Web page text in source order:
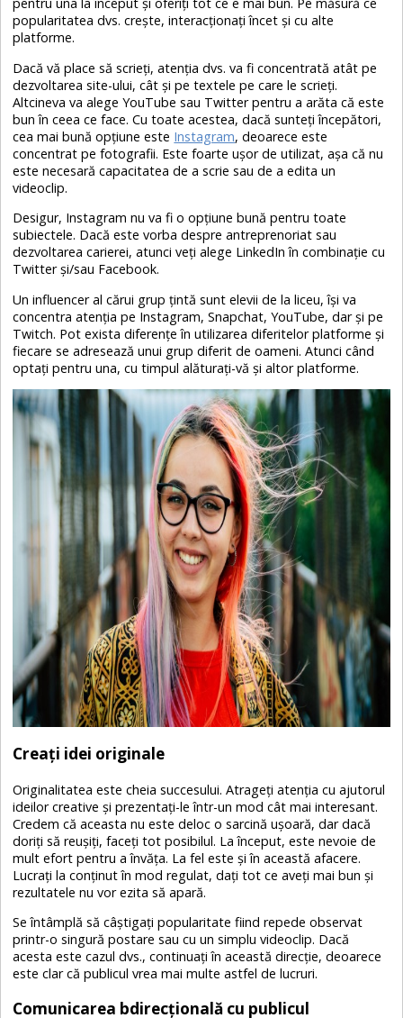
pentru una la început și oferiți tot ce e mai bun. Pe măsură ce
popularitatea dvs. crește, interacționați încet și cu alte
platforme.
Dacă vă place să scrieți, atenția dvs. va fi concentrată atât pe
dezvoltarea site-ului, cât și pe textele pe care le scrieți.
Altcineva va alege YouTube sau Twitter pentru a arăta că este
bun în ceea ce face. Cu toate acestea, dacă sunteți începători,
cea mai bună opțiune este Instagram, deoarece este
concentrat pe fotografii. Este foarte ușor de utilizat, așa că nu
este necesară capacitatea de a scrie sau de a edita un
videoclip.
Desigur, Instagram nu va fi o opțiune bună pentru toate
subiectele. Dacă este vorba despre antreprenoriat sau
dezvoltarea carierei, atunci veți alege LinkedIn în combinație cu
Twitter și/sau Facebook.
Un influencer al cărui grup țintă sunt elevii de la liceu, își va
concentra atenția pe Instagram, Snapchat, YouTube, dar și pe
Twitch. Pot exista diferențe în utilizarea diferitelor platforme și
fiecare se adresează unui grup diferit de oameni. Atunci când
optați pentru una, cu timpul alăturați-vă și altor platforme.
Creați idei originale
Originalitatea este cheia succesului. Atrageți atenția cu ajutorul
ideilor creative și prezentați-le într-un mod cât mai interesant.
Credem că aceasta nu este deloc o sarcină ușoară, dar dacă
doriți să reușiți, faceți tot posibilul. La început, este nevoie de
mult efort pentru a învăța. La fel este și în această afacere.
Lucrați la conținut în mod regulat, dați tot ce aveți mai bun și
rezultatele nu vor ezita să apară.
Se întâmplă să câștigați popularitate fiind repede observat
printr-o singură postare sau cu un simplu videoclip. Dacă
acesta este cazul dvs., continuați în această direcție, deoarece
este clar că publicul vrea mai multe astfel de lucruri.
Comunicarea bdirecțională cu publicul